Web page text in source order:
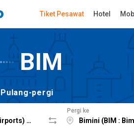
Tiket Pesawat Hotel
BIM
Pulang-pergi
Pergi ke